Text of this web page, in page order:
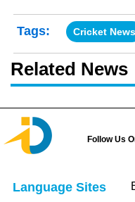
Tags: Cricket News
Related News
Follow Us
Language Sites